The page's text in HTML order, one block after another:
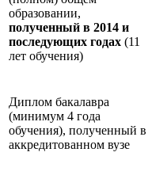
образовании,
полученный в 2014 и
последующих годах (11
лет обучения)
Диплом бакалавра
(минимум 4 года
обучения), полученный в
аккредитованном вузе